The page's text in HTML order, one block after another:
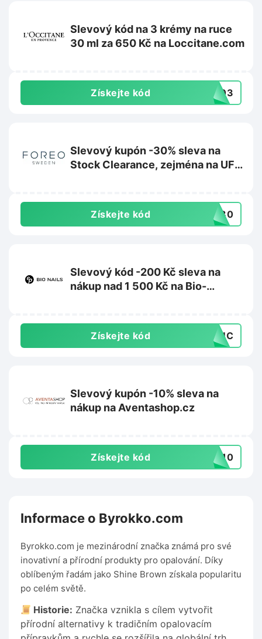
Slevový kód na 3 krémy na ruce
30 ml za 650 Kč na Loccitane.com
Získejte kód HC03
Slevový kupón -30% sleva na
Stock Clearance, zejména na UFO
Získejte kód CK30
Slevový kód -200 Kč sleva na
nákup nad 1 500 Kč na Bio-
Získejte kód D8UC
Slevový kupón -10% sleva na
nákup na Aventashop.cz
Získejte kód TA10
Informace o Byrokko.com
Byrokko.com je mezinárodní značka známá pro své
inovativní a přírodní produkty pro opalování. Díky
oblíbeným řadám jako Shine Brown získala popularitu
po celém světě.
Historie: Značka vznikla s cílem vytvořit
přírodní alternativy k tradičním opalovacím